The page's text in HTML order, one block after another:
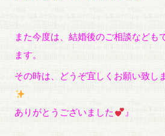
また今度は、結婚後のご相談なども
ます。
その時は、どうぞ宜しくお願い致し
ありがとうございました 』